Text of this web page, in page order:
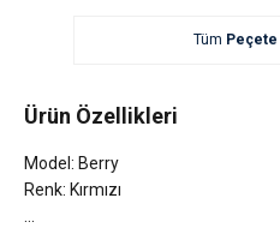
Tüm Peçete
Ürün Özellikleri
Model: Berry
Renk: Kırmızı